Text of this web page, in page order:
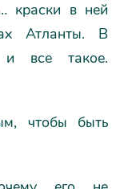
краски в ней
Атланты. В
и все такое.
чтобы быть